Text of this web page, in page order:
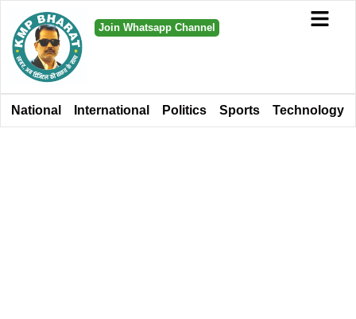
Join Whatsapp Channel
National International Politics Sports Technology